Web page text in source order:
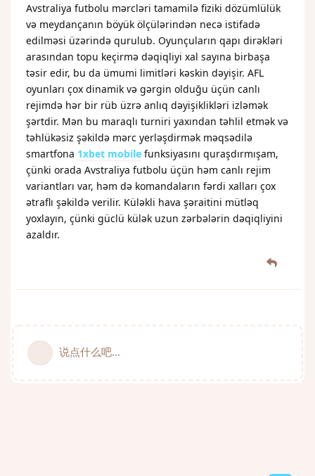
Avstraliya futbolu mərcləri tamamilə fiziki dözümlülük
və meydançanın böyük ölçülərindən necə istifadə
edilməsi üzərində qurulub. Oyunçuların qapı dirəkləri
arasından topu keçirmə dəqiqliyi xal sayına birbaşa
təsir edir, bu da ümumi limitləri kəskin dəyişir. AFL
oyunları çox dinamik və gərgin olduğu üçün canlı
rejimdə hər bir rüb üzrə anlıq dəyişiklikləri izləmək
şərtdir. Mən bu maraqlı turniri yaxından təhlil etmək və
təhlükəsiz şəkildə mərc yerləşdirmək məqsədilə
smartfona 1xbet mobile funksiyasını quraşdırmışam,
çünki orada Avstraliya futbolu üçün həm canlı rejim
variantları var, həm də komandaların fərdi xalları çox
ətraflı şəkildə verilir. Küləkli hava şəraitini mütləq
yoxlayın, çünki güclü külək uzun zərbələrin dəqiqliyini
azaldır.
说点什么吧...